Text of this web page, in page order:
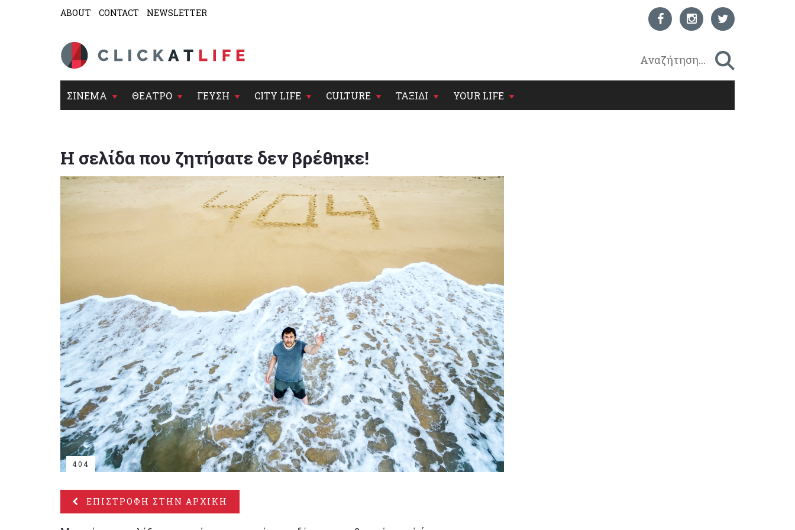
ABOUT CONTACT NEWSLETTER
ΣΙΝΕΜΑ ΘΕΑΤΡΟ ΓΕΥΣΗ CITY LIFE CULTURE ΤΑΞΙΔΙ YOUR LIFE
Η σελίδα που ζητήσατε δεν βρέθηκε!
404
ΕΠΙΣΤΡΟΦΗ ΣΤΗΝ ΑΡΧΙΚΗ